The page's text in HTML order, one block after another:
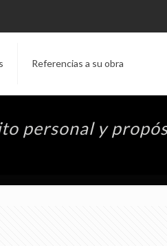
Referencias a su obra
personal y